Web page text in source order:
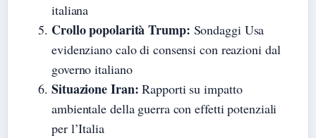
italiana
Crollo popolarità Trump: Sondaggi Usa
evidenziano calo di consensi con reazioni dal
governo italiano
Situazione Iran: Rapporti su impatto
ambientale della guerra con effetti potenziali
per l’Italia